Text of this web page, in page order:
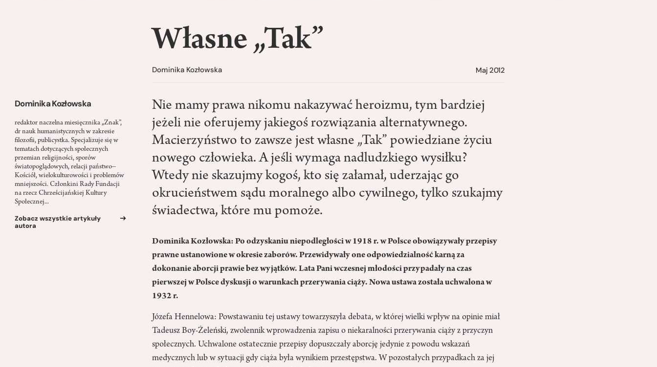
Dominika Kozłowska
redaktor naczelna miesięcznika „Znak”,
dr nauk humanistycznych w zakresie
filozofii, publicystka. Specjalizuje się w
tematach dotyczących społecznych
przemian religijności, sporów
światopoglądowych, relacji państwo-­
Kościół, wielokulturowości i problemów
mniejszości. Członkini Rady Fundacji
na rzecz Chrześcijańskiej Kultury
Społecznej...
Zobacz wszystkie artykuły
autora
Własne „Tak”
Dominika Kozłowska Maj 2012
Nie mamy prawa nikomu nakazywać heroizmu, tym bardziej
jeżeli nie oferujemy jakiegoś rozwiązania alternatywnego.
Macierzyństwo to zawsze jest własne „Tak” powiedziane życiu
nowego człowieka. A jeśli wymaga nadludzkiego wysiłku?
Wtedy nie skazujmy kogoś, kto się załamał, uderzając go
okrucieństwem sądu moralnego albo cywilnego, tylko szukajmy
świadectwa, które mu pomoże.
Dominika Kozłowska: Po odzyskaniu niepodległości w 1918 r. w Polsce obowiązywały przepisy
prawne ustanowione w okresie zaborów. Przewidywały one odpowiedzialność karną za
dokonanie aborcji prawie bez wyjątków. Lata Pani wczesnej młodości przypadały na czas
pierwszej w Polsce dyskusji o warunkach przerywania ciąży. Nowa ustawa została uchwalona w
1932 r.
Józefa Hennelowa: Powstawaniu tej ustawy towarzyszyła debata, w której wielki wpływ na opinie miał
Tadeusz Boy-Żeleński, zwolennik wprowadzenia zapisu o niekaralności przerywania ciąży z przyczyn
społecznych. Uchwalone ostatecznie przepisy dopuszczały aborcję jedynie z powodu wskazań
medycznych lub w sytuacji gdy ciąża była wynikiem przestępstwa. W pozostałych przypadkach za jej